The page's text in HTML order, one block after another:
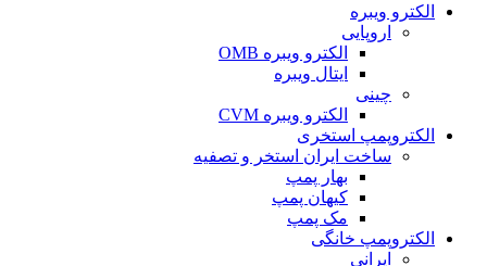
الکترو ویبره
اروپایی
الکترو ویبره OMB
ایتال ویبره
چینی
الکترو ویبره CVM
الکتروپمپ استخری
ساخت ایران استخر و تصفیه
بهار پمپ
کیهان پمپ
مک پمپ
الکتروپمپ خانگی
ایرانی